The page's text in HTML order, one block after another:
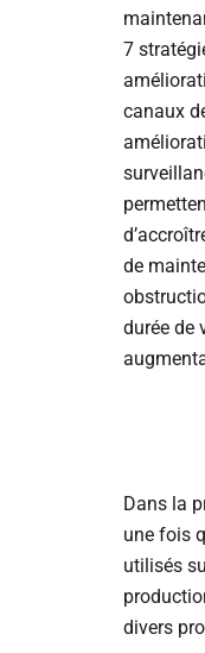
7
canaux
de
durée de
Dans la
une fois
utilisés
divers